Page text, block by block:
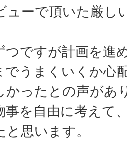
ューで頂いた厳し
つですが計画を進
でうまくいくか心
かったとの声があ
事を自由に考えて
思います。